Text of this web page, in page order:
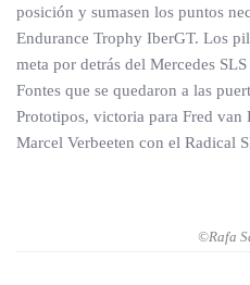
posición y sumasen los puntos
Endurance Trophy IberGT. Los
meta por detrás del Mercedes
Fontes que se quedaron a las
Prototipos, victoria para Fred van
Marcel Verbeeten con el Radical
©Rafa